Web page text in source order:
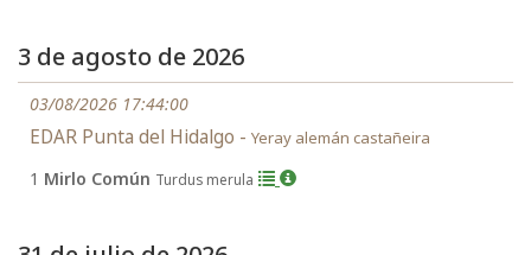
3 de agosto de 2026
03/08/2026 17:44:00
EDAR Punta del Hidalgo - Yeray alemán castañeira
1 Mirlo Común Turdus merula